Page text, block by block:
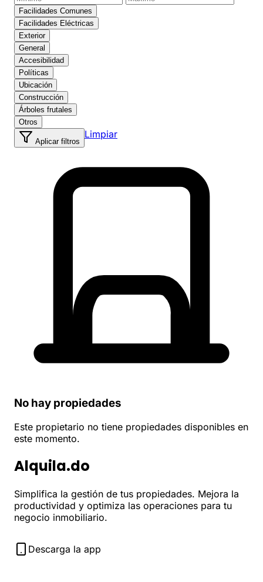
Facilidades Comunes
Facilidades Eléctricas
Exterior
General
Accesibilidad
Políticas
Ubicación
Construcción
Árboles frutales
Otros
Aplicar filtros
Limpiar
No hay propiedades
Este propietario no tiene propiedades disponibles en
este momento.
Alquila.do
Simplifica la gestión de tus propiedades. Mejora la
productividad y optimiza las operaciones para tu
negocio inmobiliario.
Descarga la app